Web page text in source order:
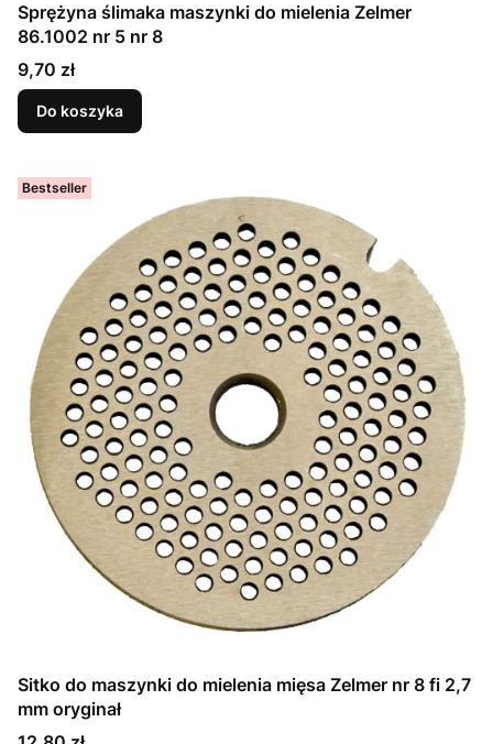
Sprężyna ślimaka maszynki do mielenia Zelmer
86.1002 nr 5 nr 8
Cena
9,70 zł
Do koszyka
Bestseller
Sitko do maszynki do mielenia mięsa Zelmer nr 8 fi 2,7
mm oryginał